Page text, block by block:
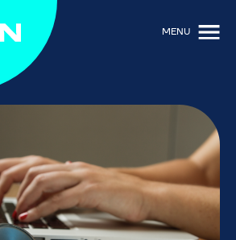
MENU